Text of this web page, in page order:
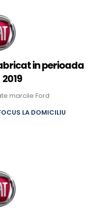
in perioada
marcile Ford
LA DOMICILIU